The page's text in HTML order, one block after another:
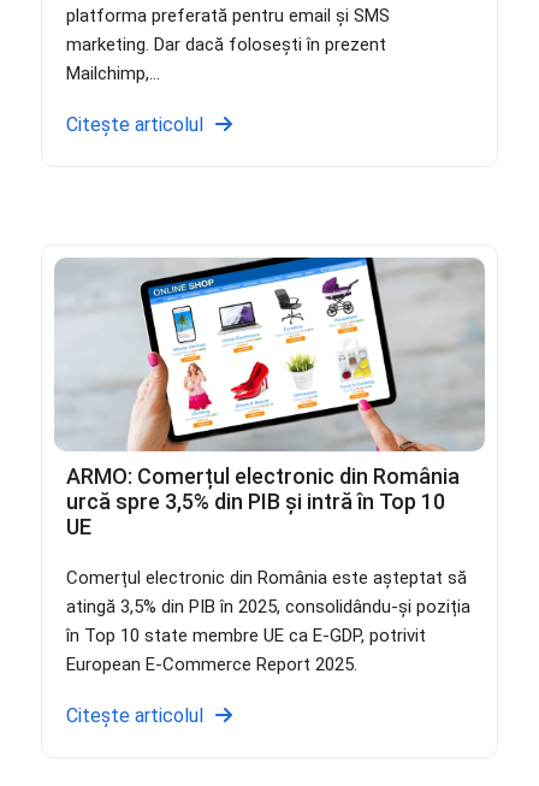
platforma preferată pentru email și SMS
marketing. Dar dacă folosești în prezent
Mailchimp,...
Citește articolul
ARMO: Comerțul electronic din România
urcă spre 3,5% din PIB și intră în Top 10
UE
Comerțul electronic din România este așteptat să
atingă 3,5% din PIB în 2025, consolidându-și poziția
în Top 10 state membre UE ca E-GDP, potrivit
European E-Commerce Report 2025.
Citește articolul